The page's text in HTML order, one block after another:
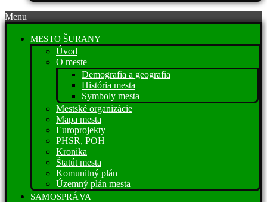
Menu
MESTO ŠURANY
Úvod
O meste
Demografia a geografia
História mesta
Symboly mesta
Mestské organizácie
Mapa mesta
Europrojekty
PHSR, POH
Kronika
Štatút mesta
Komunitný plán
Územný plán mesta
SAMOSPRÁVA